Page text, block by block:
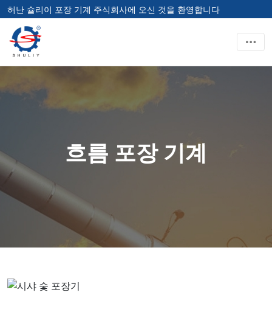
허난 슐리이 포장 기계 주식회사에 오신 것을 환영합니다
흐름 포장 기계